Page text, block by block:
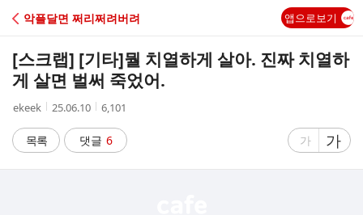
C
A
악플달면 쩌리쩌려버려 앱으로보기
[스크랩] [기타]뭘 치열하게 살아. 진짜 치열하
게 살면 벌써 죽었어.
작
자
ekeek
작
시
간
25.06.10
조
수
6,101
목록 댓글 6
글
가
글
자
가